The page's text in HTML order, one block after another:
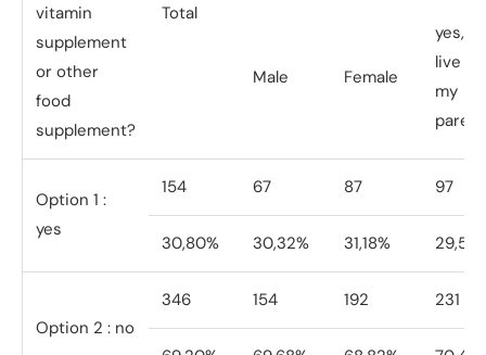
vitamin
supplement
or other
food
supplement?
Total
Male Female
yes, i
live
my
Option 1 :
yes
154 67 87 97
30,80% 30,32% 31,18%
Option 2 : no
346 154 192 231